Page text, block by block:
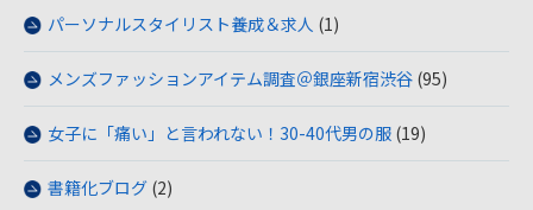
パーソナルスタイリスト養成＆求人 (1)
メンズファッションアイテム調査＠銀座新宿渋谷 (95)
女子に「痛い」と言われない！30-40代男の服 (19)
書籍化ブログ (2)